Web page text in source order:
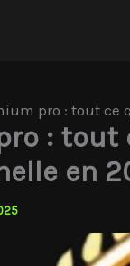
pro : tout ce
: tout
en